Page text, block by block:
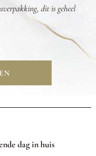
dit is geheel
dag in huis